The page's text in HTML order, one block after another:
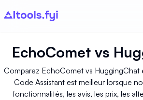
EchoComet vs
Comparez EchoComet vs HuggingChat
Code Assistant est meilleur lorsque
fonctionnalités, les avis, les prix, les